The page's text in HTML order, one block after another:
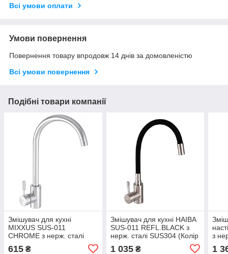
Всі умови оплати
Умови повернення
Повернення товару впродовж 14 днів за домовленістю
Всі умови повернення
Подібні товари компанії
Змішувач для кухні
MIXXUS SUS-011
CHROME з нерж. сталі
(SS2811)
615 ₴
Змішувач для кухні HAIBA
SUS-011 REFL.BLACK з
нерж. сталі SUS304 (Колір
(HB3790)
1 035₴
з
1